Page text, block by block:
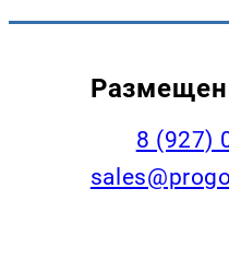
8 (927)